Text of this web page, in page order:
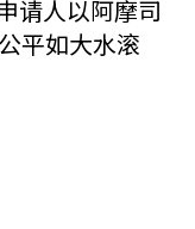
请人以阿摩司
平如大水滚